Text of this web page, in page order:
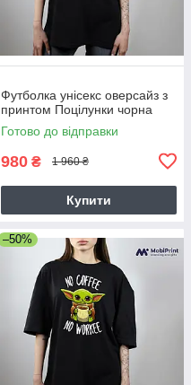
Футболка унісекс оверсайз з
принтом Поцілунки чорна
Готово до відправки
980 ₴ 1 960 ₴
Купити
–50%